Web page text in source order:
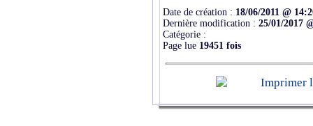
Date de création : 18/06/2011 @
Dernière modification : 25/01/2017
Catégorie :
Page lue 19451 fois